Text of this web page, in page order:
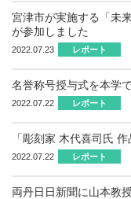
宮津市が実施する「未
が参加しました
2022.07.23 レポート
名誉称号授与式を本学
2022.07.22 レポート
「彫刻家 木代喜司氏
2022.07.22 レポート
両丹日日新聞に山本教